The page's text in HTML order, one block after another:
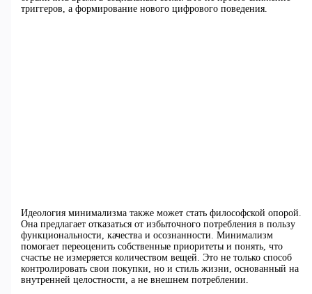
триггеров, а формирование нового цифрового поведения.
Идеология минимализма также может стать философской опорой.
Она предлагает отказаться от избыточного потребления в пользу
функциональности, качества и осознанности. Минимализм
помогает переоценить собственные приоритеты и понять, что
счастье не измеряется количеством вещей. Это не только способ
контролировать свои покупки, но и стиль жизни, основанный на
внутренней целостности, а не внешнем потреблении.